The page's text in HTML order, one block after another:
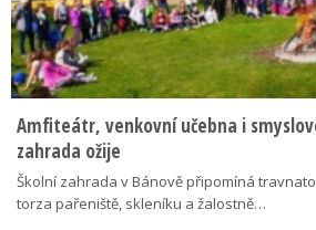
Amfiteátr, venkovní učebna i
zahrada ožije
Školní zahrada v Bánově připomíná
torza pařeniště, skleníku a žalostně…